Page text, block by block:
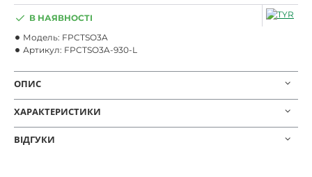
В НАЯВНОСТІ
Модель: FPCTSO3A
Артикул: FPCTSO3A-930-L
ОПИС
ХАРАКТЕРИСТИКИ
ВІДГУКИ